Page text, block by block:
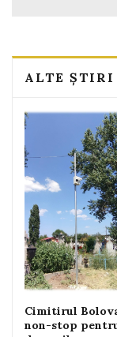
ALTE ȘTIRI
Cimitirul
non-stop